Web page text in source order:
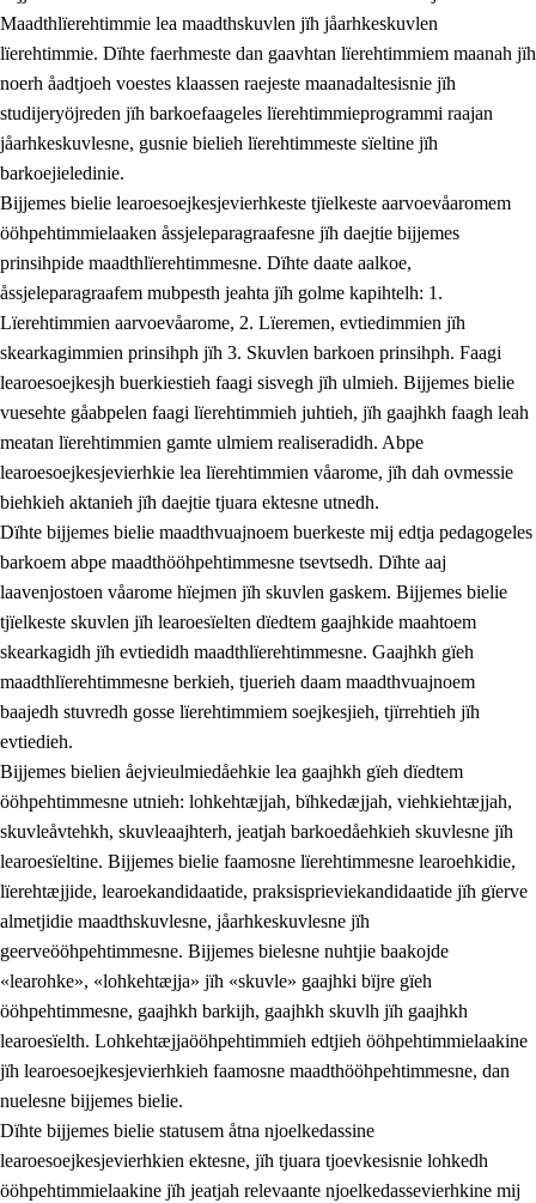
Maadthlïerehtimmie lea maadthskuvlen jïh jåarhkeskuvlen
lïerehtimmie. Dïhte faerhmeste dan gaavhtan lïerehtimmiem maanah jïh
noerh åadtjoeh voestes klaassen raejeste maanadaltesisnie jïh
studijeryöjreden jïh barkoefaageles lïerehtimmieprogrammi raajan
jåarhkeskuvlesne, gusnie bielieh lïerehtimmeste sïeltine jïh
barkoejieledinie.
Bijjemes bielie learoesoejkesjevierhkeste tjïelkeste aarvoevåaromem
ööhpehtimmielaaken åssjeleparagraafesne jïh daejtie bijjemes
prinsihpide maadthlïerehtimmesne. Dïhte daate aalkoe,
åssjeleparagraafem mubpesth jeahta jïh golme kapihtelh: 1.
Lïerehtimmien aarvoevåarome, 2. Lïeremen, evtiedimmien jïh
skearkagimmien prinsihph jïh 3. Skuvlen barkoen prinsihph. Faagi
learoesoejkesjh buerkiestieh faagi sisvegh jïh ulmieh. Bijjemes bielie
vuesehte gåabpelen faagi lïerehtimmieh juhtieh, jïh gaajhkh faagh leah
meatan lïerehtimmien gamte ulmiem realiseradidh. Abpe
learoesoejkesjevierhkie lea lïerehtimmien våarome, jïh dah ovmessie
biehkieh aktanieh jïh daejtie tjuara ektesne utnedh.
Dïhte bijjemes bielie maadthvuajnoem buerkeste mij edtja pedagogeles
barkoem abpe maadthööhpehtimmesne tsevtsedh. Dïhte aaj
laavenjostoen våarome hïejmen jïh skuvlen gaskem. Bijjemes bielie
tjïelkeste skuvlen jïh learoesïelten dïedtem gaajhkide maahtoem
skearkagidh jïh evtiedidh maadthlïerehtimmesne. Gaajhkh gïeh
maadthlïerehtimmesne berkieh, tjuerieh daam maadthvuajnoem
baajedh stuvredh gosse lïerehtimmiem soejkesjieh, tjïrrehtieh jïh
evtiedieh.
Bijjemes bielien åejvieulmiedåehkie lea gaajhkh gïeh dïedtem
ööhpehtimmesne utnieh: lohkehtæjjah, bïhkedæjjah, viehkiehtæjjah,
skuvleåvtehkh, skuvleaajhterh, jeatjah barkoedåehkieh skuvlesne jïh
learoesïeltine. Bijjemes bielie faamosne lïerehtimmesne learoehkidie,
lïerehtæjjide, learoekandidaatide, praksisprieviekandidaatide jïh gïerve
almetjidie maadthskuvlesne, jåarhkeskuvlesne jïh
geerveööhpehtimmesne. Bijjemes bielesne nuhtjie baakojde
«learohke», «lohkehtæjja» jïh «skuvle» gaajhki bïjre gïeh
ööhpehtimmesne, gaajhkh barkijh, gaajhkh skuvlh jïh gaajhkh
learoesïelth. Lohkehtæjjaööhpehtimmieh edtjieh ööhpehtimmielaakine
jïh learoesoejkesjevierhkieh faamosne maadthööhpehtimmesne, dan
nuelesne bijjemes bielie.
Dïhte bijjemes bielie statusem åtna njoelkedassine
learoesoejkesjevierhkien ektesne, jïh tjuara tjoevkesisnie lohkedh
ööhpehtimmielaakine jïh jeatjah relevaante njoelkedassevierhkine mij